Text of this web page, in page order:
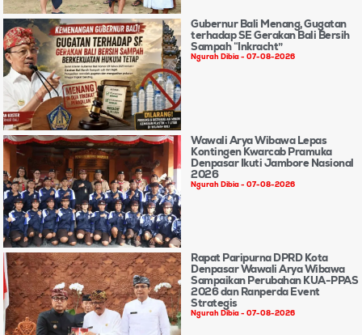
Gubernur Bali Menang, Gugatan
terhadap SE Gerakan Bali Bersih
Sampah “Inkracht”
Ngurah Dibia 07-08-2026
Wawali Arya Wibawa Lepas
Kontingen Kwarcab Pramuka
Denpasar Ikuti Jambore Nasional
2026
Ngurah Dibia 07-08-2026
Rapat Paripurna DPRD Kota
Denpasar Wawali Arya Wibawa
Sampaikan Perubahan KUA-PPAS
2026 dan Ranperda Event
Strategis
Ngurah Dibia 07-08-2026